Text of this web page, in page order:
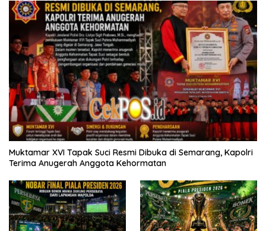
Muktamar XVI Tapak Suci Resmi Dibuka di Semarang, Kapolri
Terima Anugerah Anggota Kehormatan